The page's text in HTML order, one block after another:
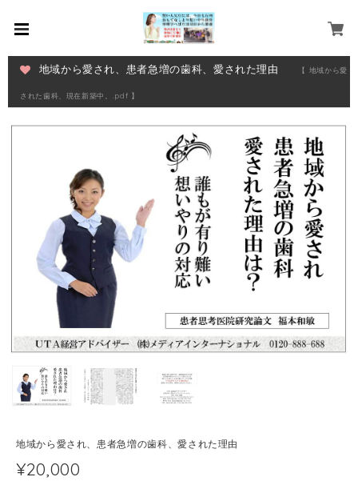
地域から愛され、患者急増の歯科、愛された理由 【 地域から愛
された歯科、現在新築中。.pdf 】
地域から愛され、患者急増の歯科、愛された理由
¥20,000